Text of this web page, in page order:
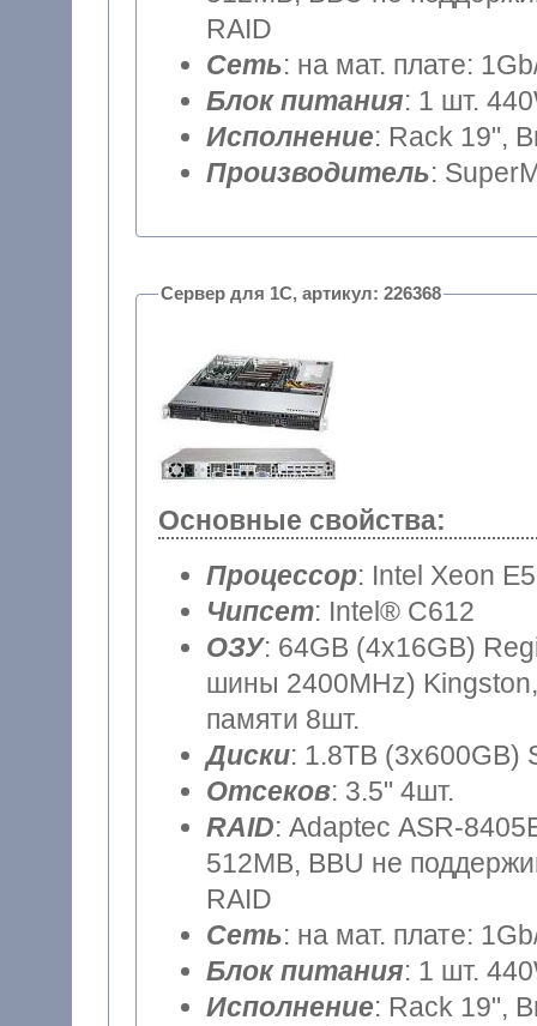
RAID
Сеть: на мат. плате:
Блок питания: 1 шт.
Исполнение: Rack 19",
Производитель:
Сервер для 1С, артикул: 226368
Основные свойства:
Процессор: Intel Xeon
Чипсет: Intel® C612
ОЗУ: 64GB (4x16GB)
шины 2400MHz)
памяти 8шт.
Диски: 1.8TB (3x600GB)
Отсеков: 3.5" 4шт.
RAID: Adaptec ASR-
512MB, BBU не
RAID
Сеть: на мат. плате:
Блок питания: 1 шт.
Исполнение: Rack 19",